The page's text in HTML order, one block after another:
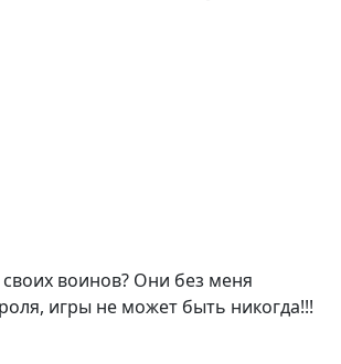
воинов? Они без меня
игры не может быть никогда!!!